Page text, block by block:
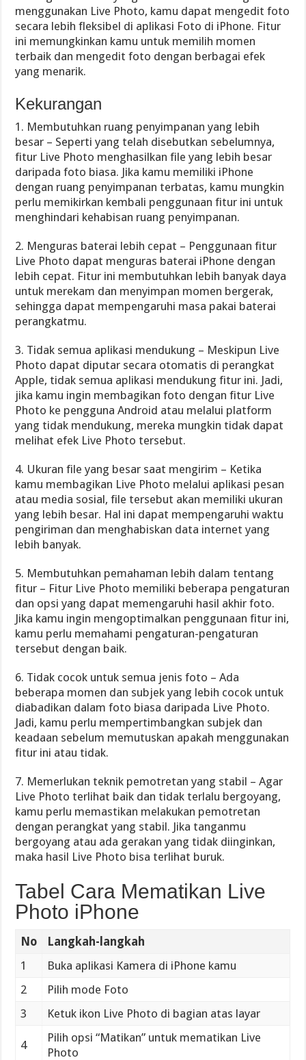
menggunakan Live Photo, kamu dapat mengedit foto
secara lebih fleksibel di aplikasi Foto di iPhone. Fitur
ini memungkinkan kamu untuk memilih momen
terbaik dan mengedit foto dengan berbagai efek
yang menarik.
Kekurangan
1. Membutuhkan ruang penyimpanan yang lebih
besar – Seperti yang telah disebutkan sebelumnya,
fitur Live Photo menghasilkan file yang lebih besar
daripada foto biasa. Jika kamu memiliki iPhone
dengan ruang penyimpanan terbatas, kamu mungkin
perlu memikirkan kembali penggunaan fitur ini untuk
menghindari kehabisan ruang penyimpanan.
2. Menguras baterai lebih cepat – Penggunaan fitur
Live Photo dapat menguras baterai iPhone dengan
lebih cepat. Fitur ini membutuhkan lebih banyak daya
untuk merekam dan menyimpan momen bergerak,
sehingga dapat mempengaruhi masa pakai baterai
perangkatmu.
3. Tidak semua aplikasi mendukung – Meskipun Live
Photo dapat diputar secara otomatis di perangkat
Apple, tidak semua aplikasi mendukung fitur ini. Jadi,
jika kamu ingin membagikan foto dengan fitur Live
Photo ke pengguna Android atau melalui platform
yang tidak mendukung, mereka mungkin tidak dapat
melihat efek Live Photo tersebut.
4. Ukuran file yang besar saat mengirim – Ketika
kamu membagikan Live Photo melalui aplikasi pesan
atau media sosial, file tersebut akan memiliki ukuran
yang lebih besar. Hal ini dapat mempengaruhi waktu
pengiriman dan menghabiskan data internet yang
lebih banyak.
5. Membutuhkan pemahaman lebih dalam tentang
fitur – Fitur Live Photo memiliki beberapa pengaturan
dan opsi yang dapat memengaruhi hasil akhir foto.
Jika kamu ingin mengoptimalkan penggunaan fitur ini,
kamu perlu memahami pengaturan-pengaturan
tersebut dengan baik.
6. Tidak cocok untuk semua jenis foto – Ada
beberapa momen dan subjek yang lebih cocok untuk
diabadikan dalam foto biasa daripada Live Photo.
Jadi, kamu perlu mempertimbangkan subjek dan
keadaan sebelum memutuskan apakah menggunakan
fitur ini atau tidak.
7. Memerlukan teknik pemotretan yang stabil – Agar
Live Photo terlihat baik dan tidak terlalu bergoyang,
kamu perlu memastikan melakukan pemotretan
dengan perangkat yang stabil. Jika tanganmu
bergoyang atau ada gerakan yang tidak diinginkan,
maka hasil Live Photo bisa terlihat buruk.
Tabel Cara Mematikan Live
Photo iPhone
No
Langkah-langkah
1
Buka aplikasi Kamera di iPhone kamu
2
Pilih mode Foto
3
Ketuk ikon Live Photo di bagian atas layar
4
Pilih opsi “Matikan” untuk mematikan Live
Photo